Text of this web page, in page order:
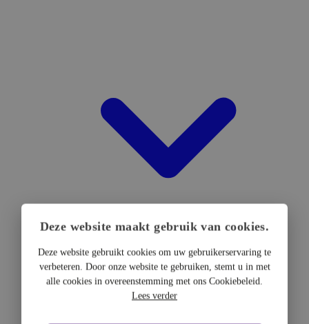
DTF Hardware
DTF Printers
Deze website maakt gebruik van cookies.
Deze website gebruikt cookies om uw gebruikerservaring te
verbeteren. Door onze website te gebruiken, stemt u in met
alle cookies in overeenstemming met ons Cookiebeleid.
Lees verder